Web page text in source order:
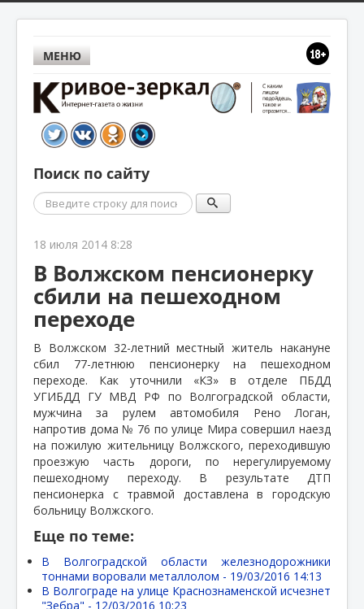
МЕНЮ
Поиск по сайту
Поиск
18 июля 2014 8:28
В Волжском пенсионерку
сбили на пешеходном
переходе
В Волжском 32-летний местный житель накануне
сбил 77-летнюю пенсионерку на пешеходном
переходе. Как уточнили «КЗ» в отделе ПБДД
УГИБДД ГУ МВД РФ по Волгоградской области,
мужчина за рулем автомобиля Рено Логан,
напротив дома № 76 по улице Мира совершил наезд
на пожилую жительницу Волжского, переходившую
проезжую часть дороги, по нерегулируемому
пешеходному переходу. В результате ДТП
пенсионерка с травмой доставлена в городскую
больницу Волжского.
Еще по теме:
В Волгоградской области железнодорожники
тоннами воровали металлолом - 19/03/2016 14:13
В Волгограде на улице Краснознаменской исчезнет
"Зебра" - 12/03/2016 10:23